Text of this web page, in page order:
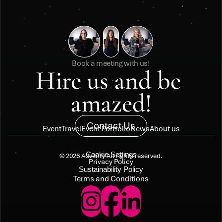
Book a meeting with us!
Hire us and be
amazed!
Contact Us
EventTravelEvent PortfolioNewsAbout us
© 2026 Adventy All rights reserved.
Cookie Settings
Privacy Policy
Sustainability Policy
Terms and Conditions